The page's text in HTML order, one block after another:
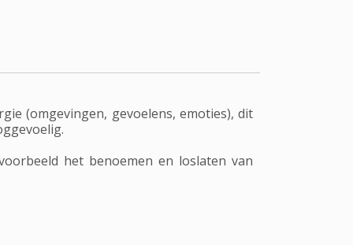
(omgevingen, gevoelens, emoties), dit
het benoemen en loslaten van